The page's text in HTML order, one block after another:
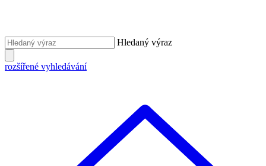
Hledaný výraz
rozšířené vyhledávání